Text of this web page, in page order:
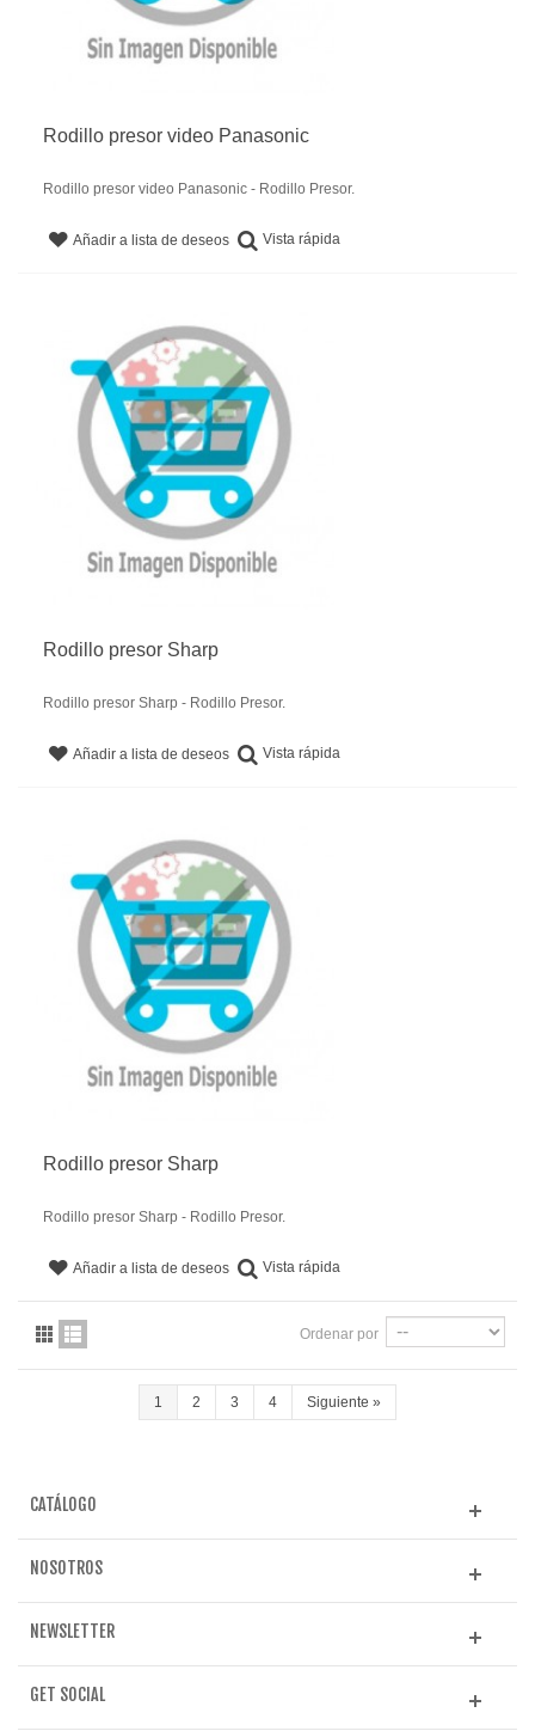
Rodillo presor video Panasonic
Rodillo presor video Panasonic - Rodillo Presor.
Añadir a lista de deseos Vista rápida
Rodillo presor Sharp
Rodillo presor Sharp - Rodillo Presor.
Añadir a lista de deseos Vista rápida
Rodillo presor Sharp
Rodillo presor Sharp - Rodillo Presor.
Añadir a lista de deseos Vista rápida
Ordenar por
1 2 3 4 Siguiente »
CATÁLOGO
NOSOTROS
NEWSLETTER
GET SOCIAL